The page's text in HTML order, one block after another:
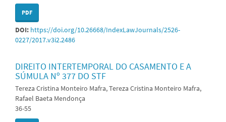
PDF
DOI: https://doi.org/10.26668/IndexLawJournals/2526-
0227/2017.v3i2.2486
DIREITO INTERTEMPORAL DO CASAMENTO E A
SÚMULA Nº 377 DO STF
Tereza Cristina Monteiro Mafra, Tereza Cristina Monteiro Mafra,
Rafael Baeta Mendonça
36-55